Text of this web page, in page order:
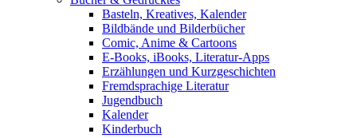
Basteln, Kreatives, Kalender
Bildbände und Bilderbücher
Comic, Anime & Cartoons
E-Books, iBooks, Literatur-Apps
Erzählungen und Kurzgeschichten
Fremdsprachige Literatur
Jugendbuch
Kalender
Kinderbuch